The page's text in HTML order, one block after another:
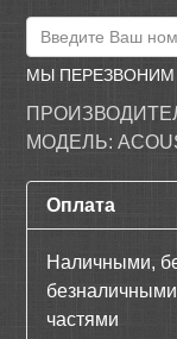
МЫ ПЕРЕЗВОНИМ
МОДЕЛЬ:
Оплата
Наличными,
частями